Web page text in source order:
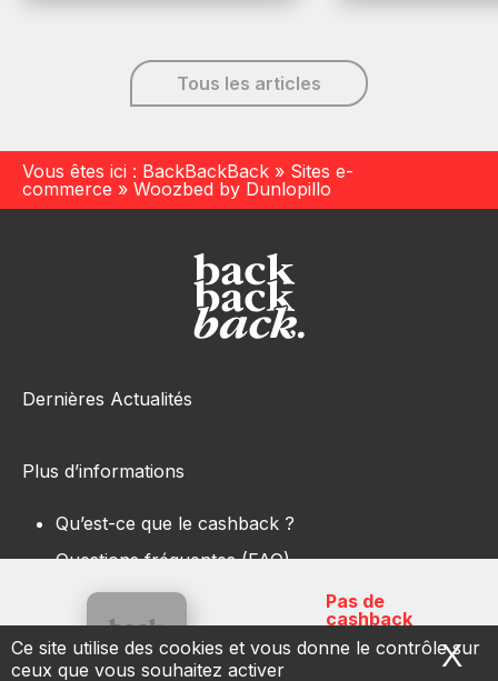
Ce site utilise des cookies et vous donne le contrôle sur
ceux que vous souhaitez activer
X
Pas de
cashback
Tous les articles
Vous êtes ici : BackBackBack » Sites e-
commerce » Woozbed by Dunlopillo
Dernières Actualités
Plus d’informations
Qu’est-ce que le cashback ?
Questions fréquentes (FAQ)